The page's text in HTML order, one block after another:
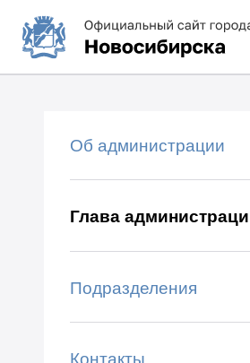
Об администрации
Глава
Подразделения
Контакты